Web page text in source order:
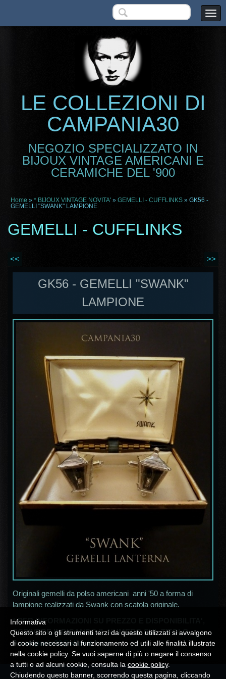
LE COLLEZIONI DI
CAMPANIA30
NEGOZIO SPECIALIZZATO IN
BIJOUX VINTAGE AMERICANI E
CERAMICHE DEL '900
Home » * BIJOUX VINTAGE NOVITA' » GEMELLI - CUFFLINKS » GK56 -
GEMELLI "SWANK" LAMPIONE
GEMELLI - CUFFLINKS
<< >>
GK56 - GEMELLI "SWANK"
LAMPIONE
Originali gemelli da polso americani anni '50 a forma di
lampione realizzati da Swank con scatola originale.
* PER INFORMAZIONI SU PREZZO E DISPONIBILITA',
SCRIVERE INDICANDO IL NUMERO SUL TITOLO
Acampania30@alice.it*
Informativa
Questo sito o gli strumenti terzi da questo utilizzati si avvalgono
di cookie necessari al funzionamento ed utili alle finalità illustrate
nella cookie policy. Se vuoi saperne di più o negare il consenso
a tutti o ad alcuni cookie, consulta la cookie policy.
Chiudendo questo banner, scorrendo questa pagina, cliccando